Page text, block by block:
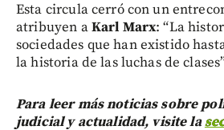
Esta circula cerró con un
atribuyen aKarl Marx: “La
sociedades que han existido
la historia de las luchas de
Para leer más noticias sobre
judicial y actualidad, visite la